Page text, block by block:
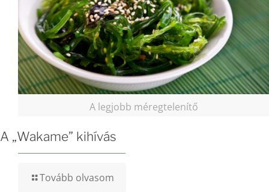
A legjobb méregtelenítő
A „Wakame” kihívás
Tovább olvasom